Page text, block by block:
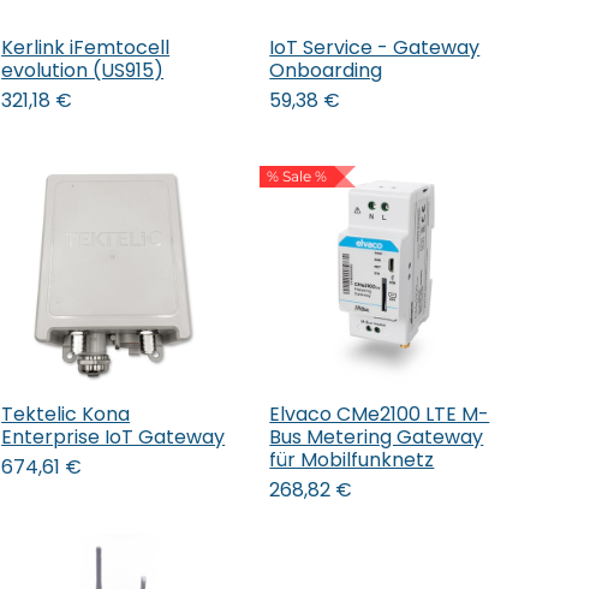
In den Warenkorb
Kerlink iFemtocell
evolution (US915)
321,18 €
In den Warenkorb
IoT Service - Gateway
Onboarding
59,38 €
In den Warenkorb
Tektelic Kona
Enterprise IoT Gateway
674,61 €
% Sale %
In den Warenkorb
Elvaco CMe2100 LTE M-
Bus Metering Gateway
für Mobilfunknetz
268,82 €